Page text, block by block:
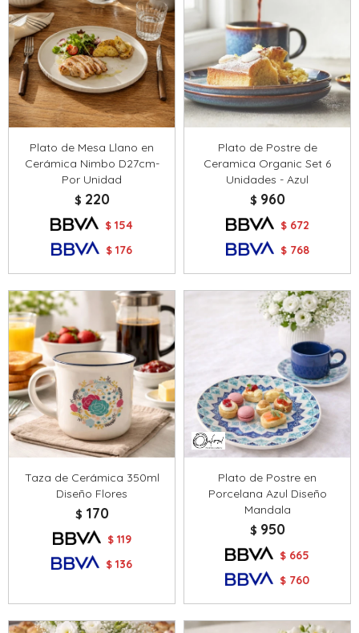
Plato de Mesa Llano en
Cerámica Nimbo D27cm-
Por Unidad
$ 220
$ 154
$ 176
Plato de Postre de
Ceramica Organic Set 6
Unidades - Azul
$ 960
$ 672
$ 768
Taza de Cerámica 350ml
Diseño Flores
$ 170
$ 119
$ 136
Plato de Postre en
Porcelana Azul Diseño
Mandala
$ 950
$ 665
$ 760